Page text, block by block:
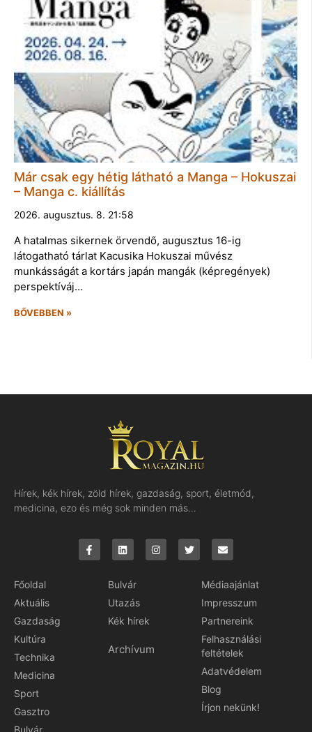
Már csak egy hétig látható a Manga – Hokuszai
– Manga c. kiállítás
2026. augusztus. 8. 21:58
A hatalmas sikernek örvendő, augusztus 16-ig
látogatható tárlat Kacusika Hokuszai művész
munkásságát a kortárs japán mangák (képregények)
perspektíváj…
BŐVEBBEN »
Hírek, kék hírek, zöld hírek, gazdaság, sport, életmód,
medicina, ezo és még sok minden más…
Főoldal
Aktuális
Gazdaság
Kultúra
Technika
Medicina
Sport
Gasztro
Bulvár
Bulvár
Utazás
Kék hírek
Archívum
Médiaajánlat
Impresszum
Partnereink
Felhasználási
feltételek
Adatvédelem
Blog
Írjon nekünk!